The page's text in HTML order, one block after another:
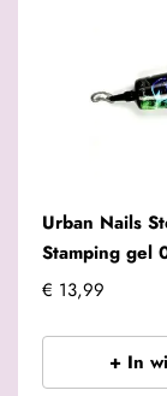
Urban Nails
Stamping gel
€ 13,99
+ In